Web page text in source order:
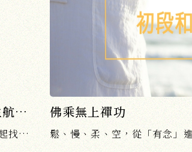
人生不迷茫：給迷失的你，一份專屬的人生航向圖
不是要告訴你「正確」的人生是什麼，而是要陪你一起找出「屬於自己」的人生航向。
佛乘無上禪功